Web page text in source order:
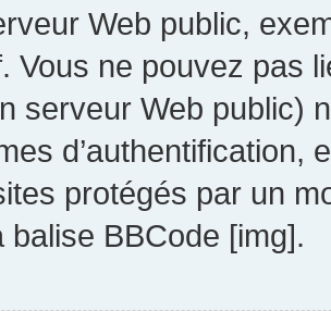
Web public,
Vous ne pouvez pas
serveur Web public)
d’authentification,
protégés par un
balise BBCode [img].